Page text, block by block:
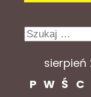
Szukaj:
sierpień
P W Ś C